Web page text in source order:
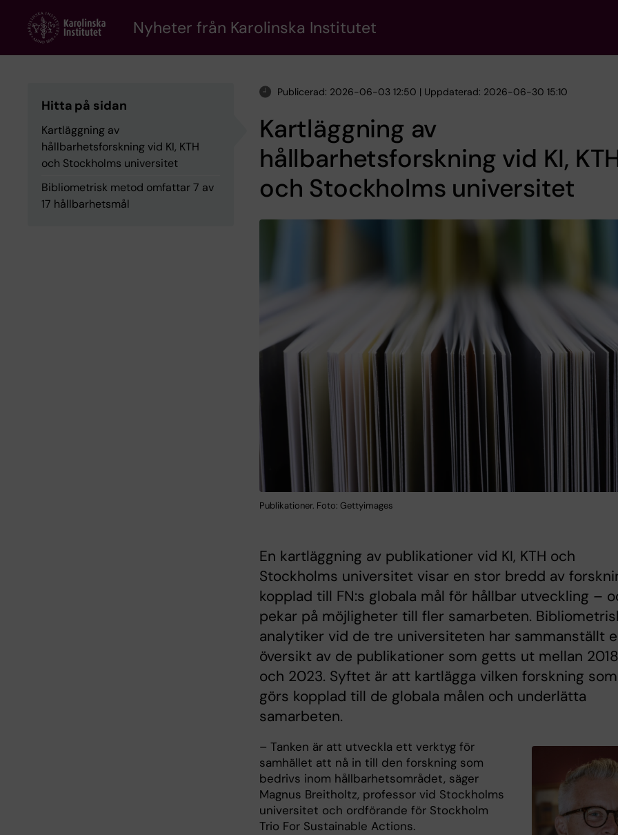
content
Nyheter från Karolinska Institutet
Hitta på sidan
Kartläggning av
hållbarhetsforskning vid KI, KTH
och Stockholms universitet
Bibliometrisk metod omfattar 7 av
17 hållbarhetsmål
Publicerad: 2026-06-03 12:50 | Uppdaterad: 2026-06-30 15:10
Kartläggning av
hållbarhetsforskning vid KI,
och Stockholms universitet
Publikationer. Foto: Gettyimages
En kartläggning av publikationer vid KI, KTH och
Stockholms universitet visar en stor bredd av
kopplad till FN:s globala mål för hållbar utveckling –
pekar på möjligheter till fler samarbeten.
analytiker vid de tre universiteten har sammanställt
översikt av de publikationer som getts ut mellan 2018
och 2023. Syftet är att kartlägga vilken forskning som
görs kopplad till de globala målen och underlätta
samarbeten.
– Tanken är att utveckla ett verktyg för
samhället att nå in till den forskning som
bedrivs inom hållbarhetsområdet, säger
Magnus Breitholtz, professor vid Stockholms
universitet och ordförande för Stockholm
Trio For Sustainable Actions.